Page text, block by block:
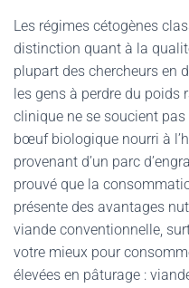
Les régimes cétogènes
distinction quant à la
plupart des chercheurs en
les gens à perdre du poids
clinique ne se soucient
bœuf biologique nourri à
provenant d’un parc
prouvé que la
présente des avantages
viande conventionnelle,
votre mieux pour
élevées en pâturage :